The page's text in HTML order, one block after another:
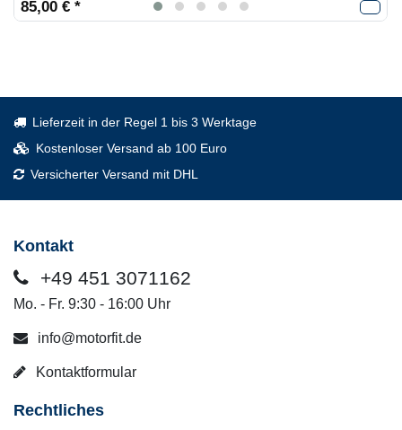
85,00 € *
Lieferzeit in der Regel 1 bis 3 Werktage
Kostenloser Versand ab 100 Euro
Versicherter Versand mit DHL
Kontakt
+49 451 3071162
Mo. - Fr. 9:30 - 16:00 Uhr
info@motorfit.de
Kontaktformular
Rechtliches